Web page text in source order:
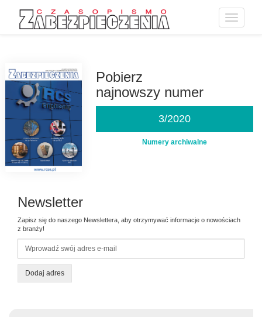
Toggle
Pobierz
najnowszy numer
3/2020
Numery archiwalne
Newsletter
Zapisz się do naszego Newslettera, aby otrzymywać informacje o nowościach
z branży!
Dodaj adres